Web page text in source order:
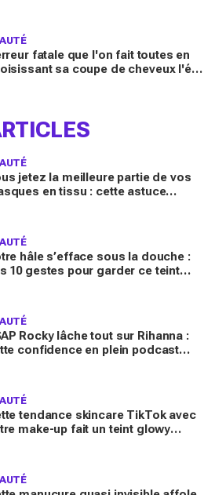
fatale que l'on fait toutes en
sa coupe de cheveux l'été
jetez la meilleure partie de vos
en tissu : cette astuce
hâle s’efface sous la douche :
10 gestes pour garder ce teint
Rocky lâche tout sur Rihanna :
confidence en plein podcast
tendance skincare TikTok avec
make-up fait un teint glowy